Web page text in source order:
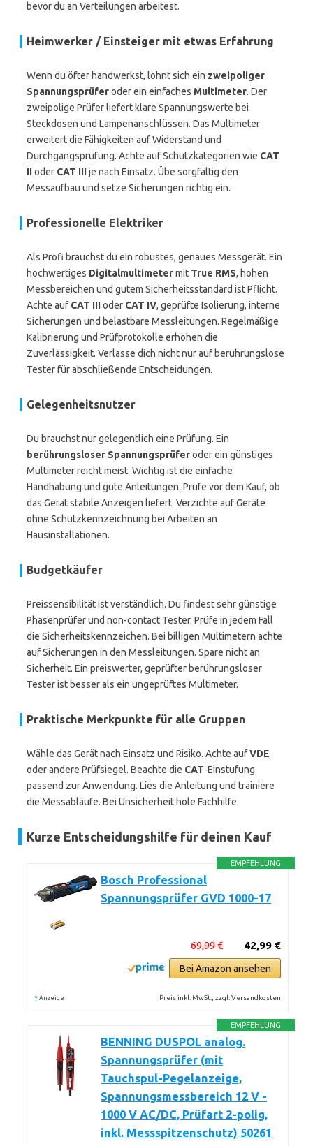
bevor du an Verteilungen arbeitest.
Heimwerker / Einsteiger mit etwas Erfahrung
Wenn du öfter handwerkst, lohnt sich ein zweipoliger
Spannungsprüferoder ein einfaches Multimeter. Der
zweipolige Prüfer liefert klare Spannungswerte bei
Steckdosen und Lampenanschlüssen. Das Multimeter
erweitert die Fähigkeiten auf Widerstand und
Durchgangsprüfung. Achte auf Schutzkategorien wie CAT
IIoder CAT IIIje nach Einsatz. Übe sorgfältig den
Messaufbau und setze Sicherungen richtig ein.
Professionelle Elektriker
Als Profi brauchst du ein robustes, genaues Messgerät. Ein
hochwertiges Digitalmultimetermit True RMS, hohen
Messbereichen und gutem Sicherheitsstandard ist Pflicht.
Achte auf CAT IIIoder CAT IV, geprüfte Isolierung, interne
Sicherungen und belastbare Messleitungen. Regelmäßige
Kalibrierung und Prüfprotokolle erhöhen die
Zuverlässigkeit. Verlasse dich nicht nur auf berührungslose
Tester für abschließende Entscheidungen.
Gelegenheitsnutzer
Du brauchst nur gelegentlich eine Prüfung. Ein
berührungsloser Spannungsprüferoder ein günstiges
Multimeter reicht meist. Wichtig ist die einfache
Handhabung und gute Anleitungen. Prüfe vor dem Kauf, ob
das Gerät stabile Anzeigen liefert. Verzichte auf Geräte
ohne Schutzkennzeichnung bei Arbeiten an
Hausinstallationen.
Budgetkäufer
Preissensibilität ist verständlich. Du findest sehr günstige
Phasenprüfer und non-contact Tester. Prüfe in jedem Fall
die Sicherheitskennzeichen. Bei billigen Multimetern achte
auf Sicherungen in den Messleitungen. Spare nicht an
Sicherheit. Ein preiswerter, geprüfter berührungsloser
Tester ist besser als ein ungeprüftes Multimeter.
Praktische Merkpunkte für alle Gruppen
Wähle das Gerät nach Einsatz und Risiko. Achte aufVDE
oder andere Prüfsiegel. Beachte die CAT-Einstufung
passend zur Anwendung. Lies die Anleitung und trainiere
die Messabläufe. Bei Unsicherheit hole Fachhilfe.
Kurze Entscheidungshilfe für deinen Kauf
EMPFEHLUNG
Bosch Professional
Spannungsprüfer GVD 1000-17
42,99 €
69,99 €
Bei Amazon ansehen
* Anzeige Preis inkl. MwSt., zzgl. Versandkosten
EMPFEHLUNG
BENNING DUSPOL analog.
Spannungsprüfer (mit
Tauchspul-Pegelanzeige,
Spannungsmessbereich 12 V -
1000 V AC/DC, Prüfart 2-polig,
inkl. Messspitzenschutz) 50261